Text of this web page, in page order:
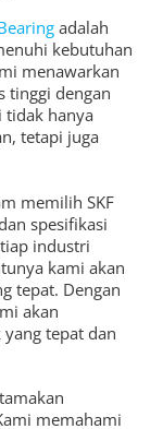
adalah
kebutuhan
menawarkan
tinggi dengan
tidak hanya
tetapi juga
memilih SKF
spesifikasi
industri
kami akan
tepat. Dengan
akan
tepat dan
memahami